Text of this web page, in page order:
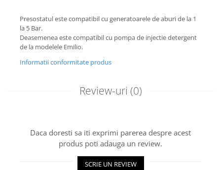
Presostatul este compatibil cu generatoarele de aburi de la 1
la 5 Bar.
Deasemenea este compatibil cu pompa de injectie detergent
de la modelele Emilio.
Informatii conformitate produs
Review-uri (0)
Daca doresti sa iti exprimi parerea despre acest
produs poti adauga un review.
SCRIE UN REVIEW